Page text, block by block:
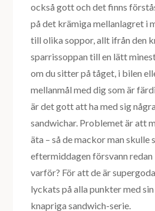
också gott och det finns
på det krämiga mellanlagret i
till olika soppor, allt ifrån den
sparrissoppan till en lätt
om du sitter på tåget, i bilen
mellanmål med dig som är
är det gott att ha med sig
sandwichar. Problemet är att
äta – så de mackor man skulle
eftermiddagen försvann
varför? För att de är
lyckats på alla punkter med
knapriga sandwich-serie.